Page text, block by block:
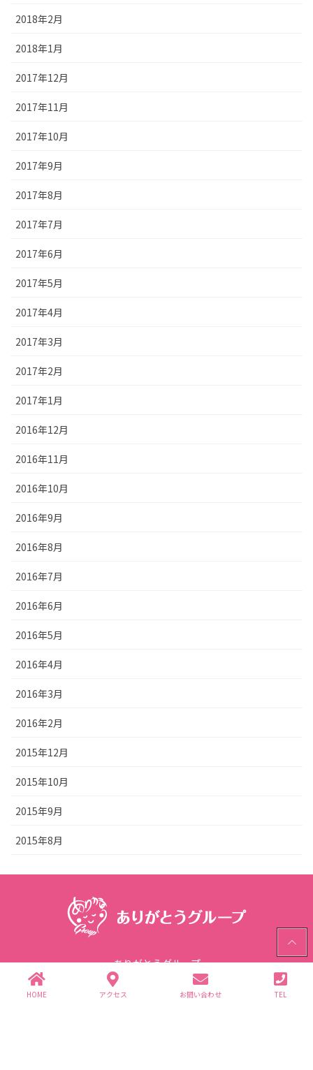
2018年2月
2018年1月
2017年12月
2017年11月
2017年10月
2017年9月
2017年8月
2017年7月
2017年6月
2017年5月
2017年4月
2017年3月
2017年2月
2017年1月
2016年12月
2016年11月
2016年10月
2016年9月
2016年8月
2016年7月
2016年6月
2016年5月
2016年4月
2016年3月
2016年2月
2015年12月
2015年10月
2015年9月
2015年8月
ありがとうグループ
〒312-0062 茨城県ひたちなか市高場2343-1
TEL.029-352-2755(代)
HOME アクセス お問い合わせ TEL